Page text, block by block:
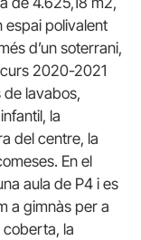
espai polivalent
d’un soterrani,
2020-2021
de lavabos,
la
del centre, la
En el
aula de P4 i es
a gimnàs per a
coberta, la